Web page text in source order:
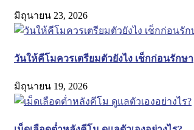
มิถุนายน 23, 2026
วันให้คีโมควรเตรียมตัวยังไง เช็กก่อนรักษา
มิถุนายน 19, 2026